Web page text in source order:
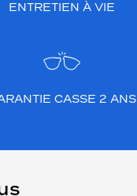
ENTRETIEN À VIE
CASSE 2 ANS